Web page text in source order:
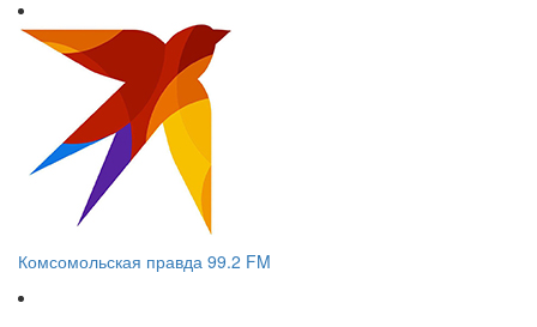
Комсомольская правда 99.2 FM